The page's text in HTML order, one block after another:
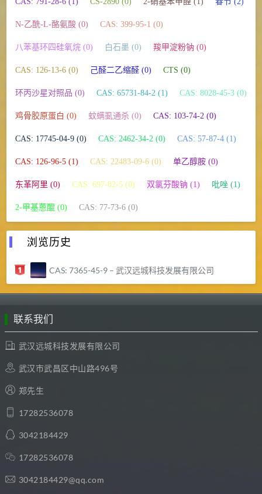
N-乙酰-L-酪氨酸 (0) CAS: 399-95-1 (0)
八苯基环四硅氧烷 (0) 白石墨 (0) 羧甲淀粉钠 (0)
CAS: 126-13-6 (0) 己醛二乙缩醛 (0) CTS (0)
环丙沙星对照品 (0) CAS: 65731-84-2 (1) CAS: 8028-45-3 (0)
鸡骨胶原蛋白 (0) 蚊螨虱通杀 (0) CAS: 103-74-2 (0)
CAS: 17745-04-9 (0) CAS: 2462-34-2 (0) CAS: 57-87-4 (1)
CAS: 126-96-5 (1) CAS: 22483-09-6 (0) 单乙醇胺 (0)
东革阿里 (0) CAS: 697-82-5 (0) 双氯芬酸钠 (1) 吡唑 (1)
2-甲基蒽醌 (0) CAS: 77-73-6 (0)
浏览历史
CAS: 7365-45-9 – 武汉远城科技发展有限公司
联系我们
武汉远城科技发展有限公司
武汉市武昌区中山路496号
郑先生
17282536078
3042184429
17282536078
3042184429@qq.com